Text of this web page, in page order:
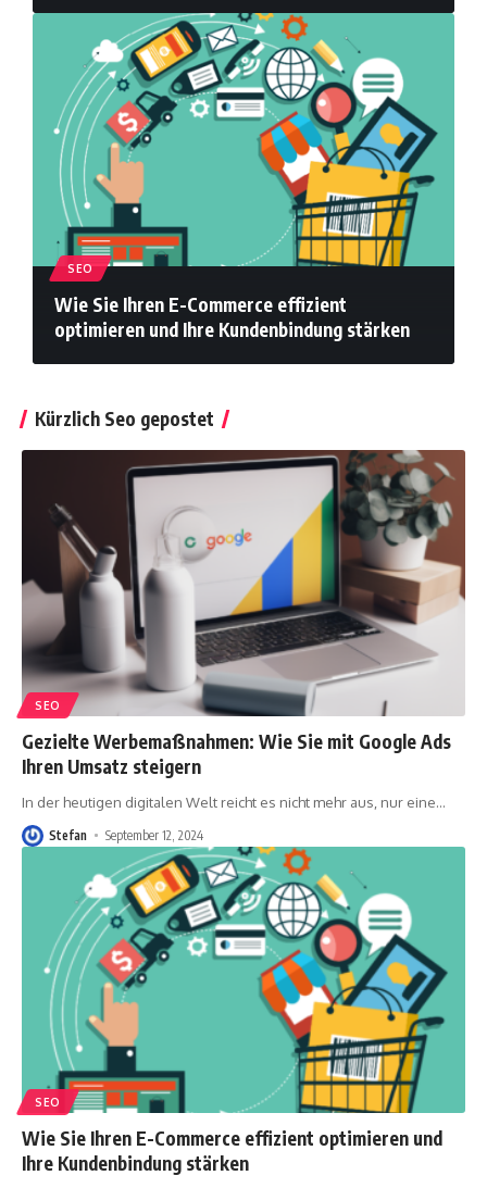
SEO
Wie Sie Ihren E-Commerce effizient
optimieren und Ihre Kundenbindung stärken
Kürzlich Seo gepostet
SEO
Gezielte Werbemaßnahmen: Wie Sie mit Google Ads
Ihren Umsatz steigern
In der heutigen digitalen Welt reicht es nicht mehr aus, nur eine…
Stefan September 12, 2024
SEO
Wie Sie Ihren E-Commerce effizient optimieren und
Ihre Kundenbindung stärken